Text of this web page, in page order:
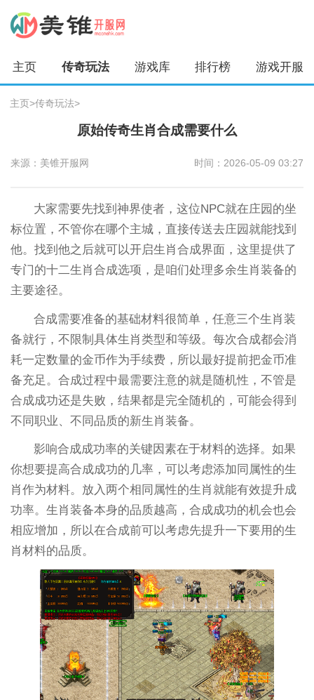
主页 传奇玩法 游戏库 排行榜 游戏开服
主页>传奇玩法>
原始传奇生肖合成需要什么
来源：美锥开服网 时间：2026-05-09 03:27
大家需要先找到神界使者，这位NPC就在庄园的坐
标位置，不管你在哪个主城，直接传送去庄园就能找到
他。找到他之后就可以开启生肖合成界面，这里提供了
专门的十二生肖合成选项，是咱们处理多余生肖装备的
主要途径。
合成需要准备的基础材料很简单，任意三个生肖装
备就行，不限制具体生肖类型和等级。每次合成都会消
耗一定数量的金币作为手续费，所以最好提前把金币准
备充足。合成过程中最需要注意的就是随机性，不管是
合成成功还是失败，结果都是完全随机的，可能会得到
不同职业、不同品质的新生肖装备。
影响合成成功率的关键因素在于材料的选择。如果
你想要提高合成成功的几率，可以考虑添加同属性的生
肖作为材料。放入两个相同属性的生肖就能有效提升成
功率。生肖装备本身的品质越高，合成成功的机会也会
相应增加，所以在合成前可以考虑先提升一下要用的生
肖材料的品质。